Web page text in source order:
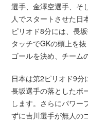
選手、金澤空選手、そ
人でスタートさせた日
ピリオド8分には、長
タッチでGKの頭上を
ゴールを決め、チーム
日本は第2ピリオド9分
長坂選手の落としたボ
します。さらにパワー
ずに吉川選手が無人の